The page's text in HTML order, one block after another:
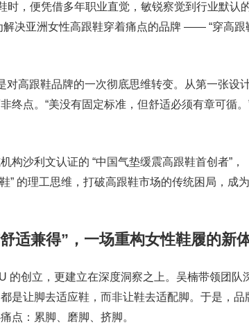
时，便凭借多年职业直觉，敏锐察觉到行业默认
决亚洲女性高跟鞋穿着痛点的品牌 —— “穿高跟
高跟鞋品牌的一次彻底思维转变。从第一张设
终点。“美没有固定标准，但舒适必须有章可循。
沙利文认证的 “中国气垫缓震高跟鞋首创者”，
” 的理工思维，打破高跟鞋市场的传统困局，成
适兼得”，一场重构女性鞋履的新
的创立，更建立在深度洞察之上。吴楠带领团队
是让脚去适应鞋，而非让鞋去适配脚。于是，品
点：累脚、磨脚、挤脚。